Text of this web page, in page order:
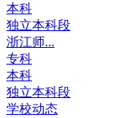
本科
独立本科段
浙江师...
专科
本科
独立本科段
学校动态